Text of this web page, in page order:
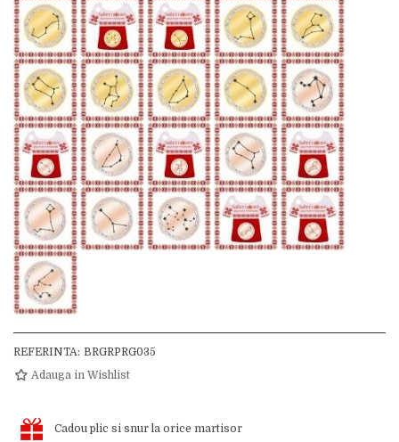
REFERINTA: BRGRPRG035
Adauga in Wishlist
Cadou plic si snur la orice martisor